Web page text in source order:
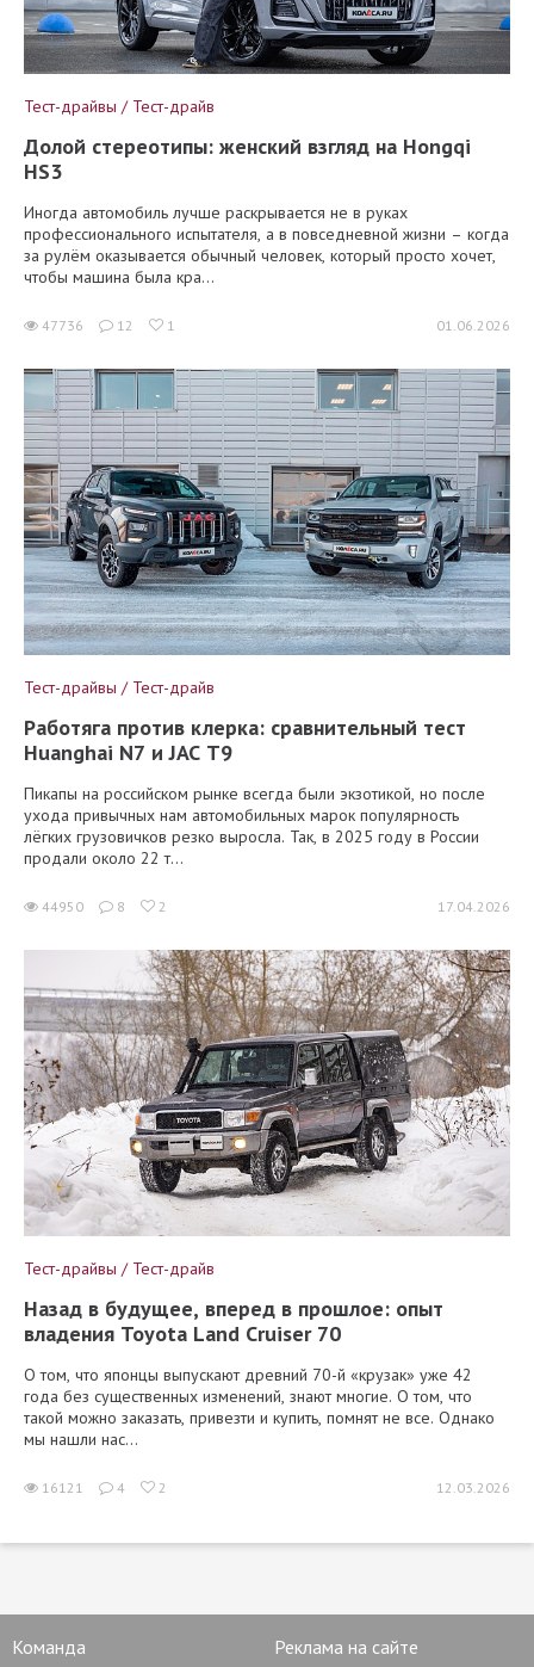
Тест-драйвы / Тест-драйв
Долой стереотипы: женский взгляд на Hongqi
HS3
Иногда автомобиль лучше раскрывается не в руках
профессионального испытателя, а в повседневной жизни – когда
за рулём оказывается обычный человек, который просто хочет,
чтобы машина была кра...
47736 12 1 01.06.2026
Тест-драйвы / Тест-драйв
Работяга против клерка: сравнительный тест
Huanghai N7 и JAC T9
Пикапы на российском рынке всегда были экзотикой, но после
ухода привычных нам автомобильных марок популярность
лёгких грузовичков резко выросла. Так, в 2025 году в России
продали около 22 т...
44950 8 2 17.04.2026
Тест-драйвы / Тест-драйв
Назад в будущее, вперед в прошлое: опыт
владения Toyota Land Cruiser 70
О том, что японцы выпускают древний 70-й «крузак» уже 42
года без существенных изменений, знают многие. О том, что
такой можно заказать, привезти и купить, помнят не все. Однако
мы нашли нас...
16121 4 2 12.03.2026
Команда
Реклама на сайте